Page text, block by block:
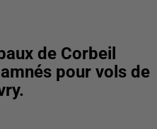
de Corbeil
pour vols de